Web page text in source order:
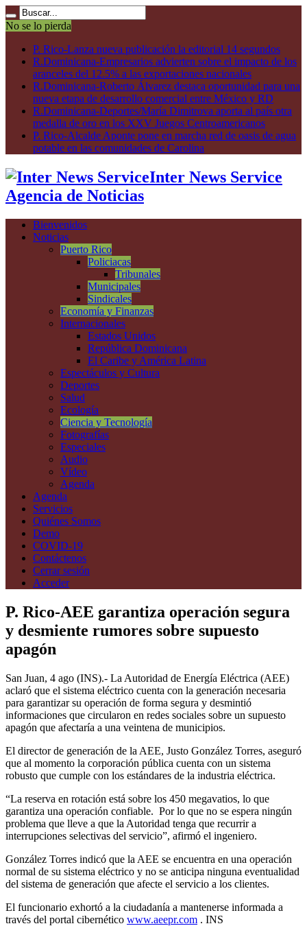
No se lo pierda
P. Rico-Lanza nueva publicación la editorial 14 segundos
R.Dominicana-Empresarios advierten sobre el impacto de los
aranceles del 12.5% a las exportaciones nacionales
R.Dominicana-Roberto Álvarez destaca oportunidad para una
nueva etapa de desarrollo comercial entre México y RD
R.Dominicana-Deportes/María Dimitrova aporta al país otra
medalla de oro en los XXV Juegos Centroamericanos
P. Rico-Alcalde Aponte pone en marcha red de oasis de agua
potable en las comunidades de Carolina
Inter News Service
Agencia de Noticias
Bienvenidos
Noticias
Puerto Rico
Policiacas
Tribunales
Municipales
Sindicales
Economía y Finanzas
Internacionales
Estados Unidos
República Dominicana
El Caribe y América Latina
Espectáculos y Cultura
Deportes
Salud
Ecología
Ciencia y Tecnología
Fotografías
Especiales
Audio
Vídeo
Agenda
Agenda
Servicios
Quiénes Somos
Demo
COVID-19
Contáctenos
Cerrar sesión
Acceder
P. Rico-AEE garantiza operación segura
y desmiente rumores sobre supuesto
apagón
San Juan, 4 ago (INS).- La Autoridad de Energía Eléctrica (AEE)
aclaró que el sistema eléctrico cuenta con la generación necesaria
para garantizar su operación de forma segura y desmintió
informaciones que circularon en redes sociales sobre un supuesto
apagón que afectaría a una veintena de municipios.
El director de generación de la AEE, Justo González Torres, aseguró
que al momento la corporación pública cuenta con un sistema
robusto que cumple con los estándares de la industria eléctrica.
“La reserva en rotación está sobre los 450 megavatios, lo que
garantiza una operación confiable. Por lo que no se espera ningún
problema que lleve a que la Autoridad tenga que recurrir a
interrupciones selectivas del servicio”, afirmó el ingeniero.
González Torres indicó que la AEE se encuentra en una operación
normal de su sistema eléctrico y no se anticipa ninguna eventualidad
del sistema de generación que afecte el servicio a los clientes.
El funcionario exhortó a la ciudadanía a mantenerse informada a
través del portal cibernético www.aeepr.com . INS